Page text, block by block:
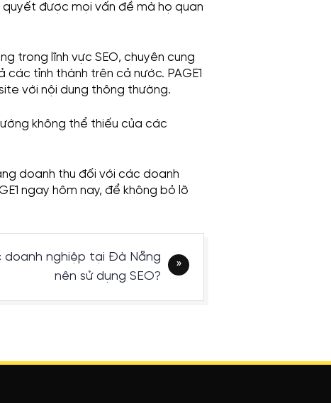
được mọi vấn đề mà họ quan
trong lĩnh vực SEO, chuyên cung
các tỉnh thành trên cả nước. PAGE1
với nội dung thông thường.
không thể thiếu của các
doanh thu đối với các doanh
ngay hôm nay, để không bỏ lỡ
doanh nghiệp tại Đà Nẵng
nên sử dụng SEO?